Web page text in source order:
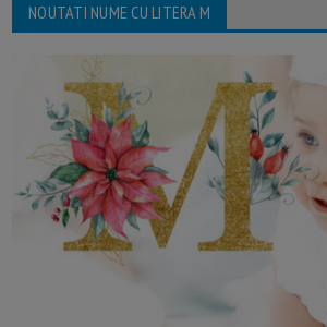
NOUTATI NUME CU LITERA M